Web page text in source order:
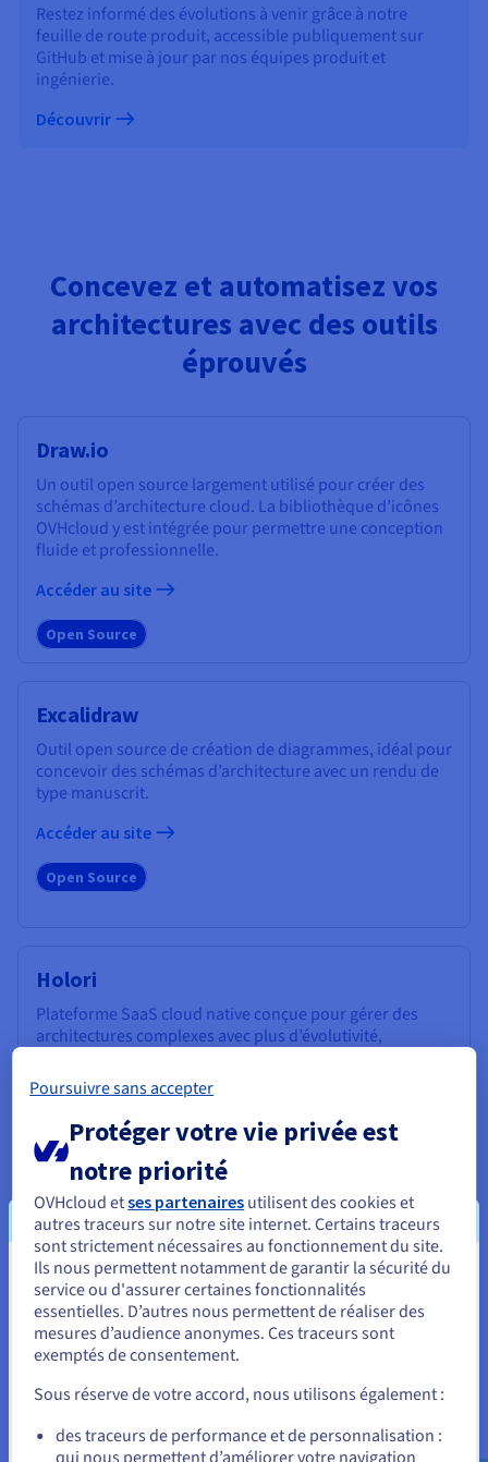
Restez informé des évolutions à venir grâce à notre
feuille de route produit, accessible publiquement sur
GitHub et mise à jour par nos équipes produit et
ingénierie.
Découvrir
Concevez et automatisez vos
architectures avec des outils
éprouvés
Draw.io
Un outil open source largement utilisé pour créer des
schémas d’architecture cloud. La bibliothèque d’icônes
OVHcloud y est intégrée pour permettre une conception
fluide et professionnelle.
Accéder au site
Open Source
Excalidraw
Outil open source de création de diagrammes, idéal pour
concevoir des schémas d’architecture avec un rendu de
type manuscrit.
Accéder au site
Open Source
Holori
Plateforme SaaS cloud native conçue pour gérer des
architectures complexes avec plus d’évolutivité,
Accéder au site
SaaS
Brainboard
Solution SaaS collaborative permettant aux équipes de
concevoir, visualiser et gérer leurs architectures cloud en
temps réel, pour une meilleure coordination et un gain
de productivité.
Accéder au site
SaaS
Vous semblez être localisé en États-
Unis.
Pour commander, rendez-vous sur le site de votre pays (États-
Allez sur le site États-Unis
us.ovhcloud.com/
Anglais USD - $
Poursuivre sans accepter
Protéger votre vie privée est
notre priorité
OVHcloud etses partenaires utilisent des cookies et
autres traceurs sur notre site internet. Certains traceurs
sont strictement nécessaires au fonctionnement du site.
Ils nous permettent notamment de garantir la sécurité du
service ou d'assurer certaines fonctionnalités
essentielles. D’autres nous permettent de réaliser des
mesures d’audience anonymes. Ces traceurs sont
exemptés de consentement.
Sous réserve de votre accord, nous utilisons également :
des traceurs de performance et de personnalisation :
qui nous permettent d’améliorer votre navigation